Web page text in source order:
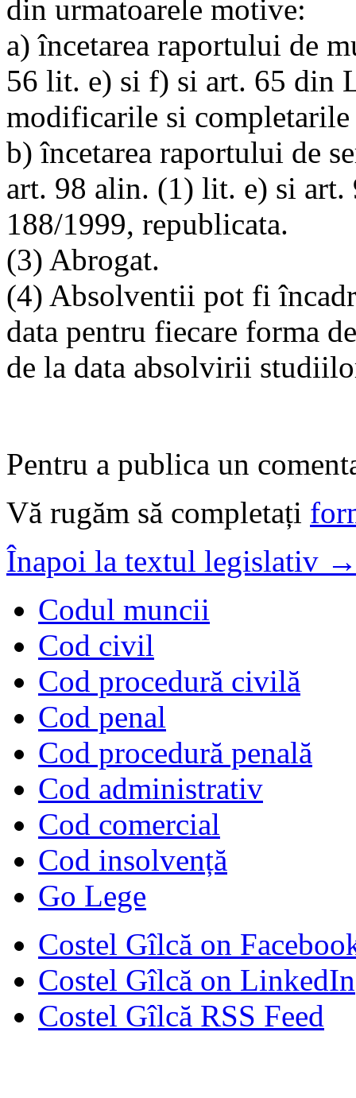
din urmatoarele motive:
a) încetarea raportului de
56 lit. e) si f) si art. 65 din
modificarile si
b) încetarea raportului de
art. 98 alin. (1) lit. e) si
188/1999, republicata.
(3) Abrogat.
(4) Absolventii pot fi
data pentru fiecare forma
de la data absolvirii
Pentru a publica un
Vă rugăm să completați
Înapoi la textul legislativ
Codul muncii
Cod civil
Cod procedură civilă
Cod penal
Cod procedură penală
Cod administrativ
Cod comercial
Cod insolvență
Go Lege
Costel Gîlcă on
Costel Gîlcă on LinkedIn
Costel Gîlcă RSS Feed